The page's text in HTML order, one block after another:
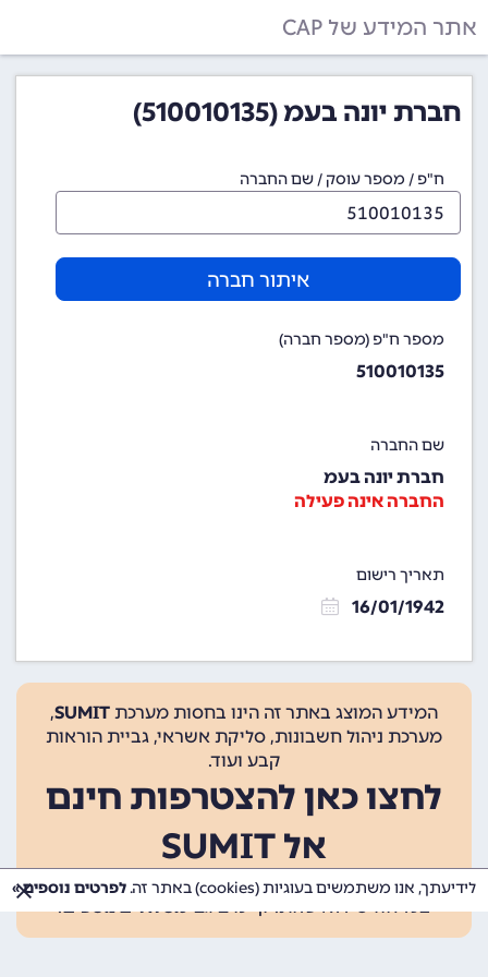
אתר המידע של CAP
חברת יונה בעמ (510010135)
ח"פ / מספר עוסק / שם החברה
איתור חברה
מספר ח"פ (מספר חברה)
510010135
שם החברה
חברת יונה בעמ
החברה אינה פעילה
תאריך רישום
16/01/1942
המידע המוצג באתר זה הינו בחסות מערכת SUMIT
,
מערכת ניהול חשבונות, סליקת אשראי, גביית הוראות
קבע ועוד.
לחצו כאן להצטרפות חינם
אל SUMIT
ההצטרפות אינה כרוכה בתשלום, ומאפשרת 10 פעולות
בכל חודש ללא עלות. קיימים גםמסלולים נוספים.
לידיעתך, אנו משתמשים בעוגיות (cookies) באתר זה. לפרטים נוספים »